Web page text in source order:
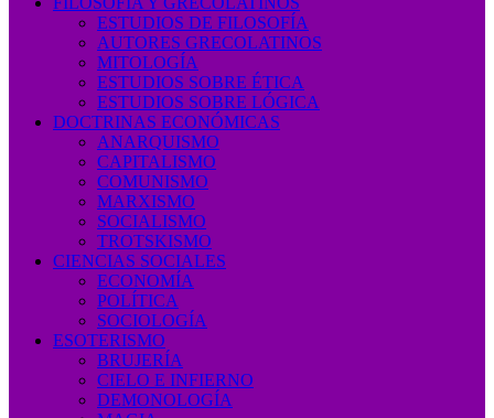
ESTUDIOS DE FILOSOFÍA
AUTORES GRECOLATINOS
MITOLOGÍA
ESTUDIOS SOBRE ÉTICA
ESTUDIOS SOBRE LÓGICA
DOCTRINAS ECONÓMICAS
ANARQUISMO
CAPITALISMO
COMUNISMO
MARXISMO
SOCIALISMO
TROTSKISMO
CIENCIAS SOCIALES
ECONOMÍA
POLÍTICA
SOCIOLOGÍA
ESOTERISMO
BRUJERÍA
CIELO E INFIERNO
DEMONOLOGÍA